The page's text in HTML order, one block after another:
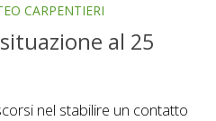
CARPENTIERI
al 25
nel stabilire un contatto